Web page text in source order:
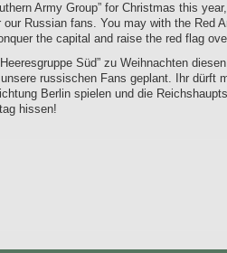
Army Group” for Christmas this
Russian fans. You may with the Red
the capital and raise the red flag
Süd” zu Weihnachten
russischen Fans geplant. Ihr dürft
Berlin spielen und die
hissen!